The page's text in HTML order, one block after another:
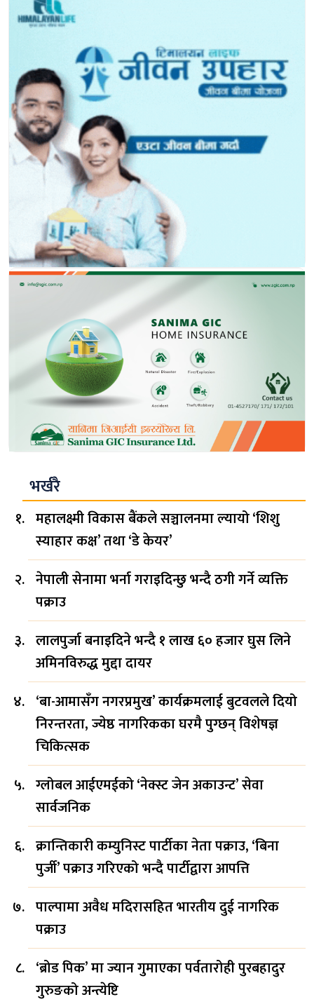
भर्खरै
महालक्ष्मी विकास बैंकले सञ्चालनमा ल्यायो ‘शिशु
स्याहार कक्ष’ तथा ‘डे केयर’
नेपाली सेनामा भर्ना गराइदिन्छु भन्दै ठगी गर्ने व्यक्ति
पक्राउ
लालपुर्जा बनाइदिने भन्दै १ लाख ६० हजार घुस लिने
अमिनविरुद्ध मुद्दा दायर
‘बा-आमासँग नगरप्रमुख’ कार्यक्रमलाई बुटवलले दियो
निरन्तरता, ज्येष्ठ नागरिकका घरमै पुग्छन् विशेषज्ञ
चिकित्सक
ग्लोबल आईएमईको ‘नेक्स्ट जेन अकाउन्ट’ सेवा
सार्वजनिक
क्रान्तिकारी कम्युनिस्ट पार्टीका नेता पक्राउ, ‘बिना
पुर्जी’ पक्राउ गरिएको भन्दै पार्टीद्वारा आपत्ति
पाल्पामा अवैध मदिरासहित भारतीय दुई नागरिक
पक्राउ
‘ब्रोड पिक’ मा ज्यान गुमाएका पर्वतारोही पुरबहादुर
गुरुङको अन्त्येष्टि